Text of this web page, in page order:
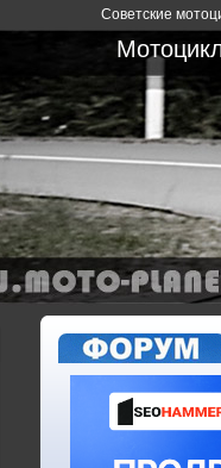
Советские